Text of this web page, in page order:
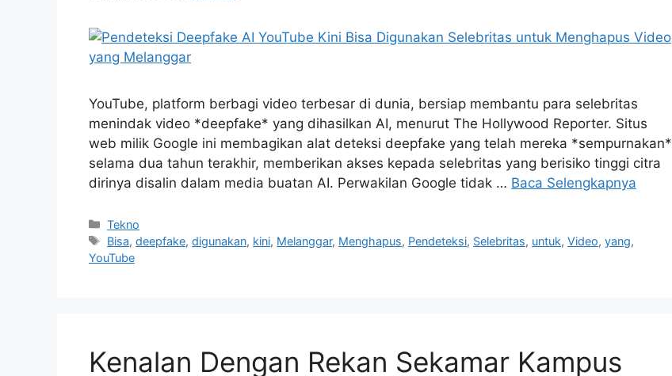
YouTube, platform berbagi video terbesar di dunia, bersiap membantu para selebritas
menindak video *deepfake* yang dihasilkan AI, menurut The Hollywood Reporter. Situs
web milik Google ini membagikan alat deteksi deepfake yang telah mereka *sempurnakan*
selama dua tahun terakhir, memberikan akses kepada selebritas yang berisiko tinggi citra
dirinya disalin dalam media buatan AI. Perwakilan Google tidak … Baca Selengkapnya
Kategori
Tekno
Tag
Bisa,deepfake,digunakan, kini, Melanggar, Menghapus, Pendeteksi, Selebritas, untuk,Video,yang,
YouTube
Kenalan Dengan Rekan Sekamar Kampus